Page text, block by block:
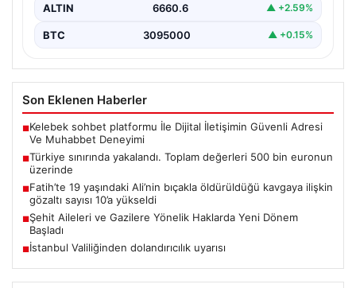
ALTIN 6660.6 ▲ +2.59%
BTC 3095000 ▲ +0.15%
Son Eklenen Haberler
■Kelebek sohbet platformu İle Dijital İletişimin Güvenli Adresi
Ve Muhabbet Deneyimi
■Türkiye sınırında yakalandı. Toplam değerleri 500 bin euronun
üzerinde
■Fatih’te 19 yaşındaki Ali’nin bıçakla öldürüldüğü kavgaya ilişkin
gözaltı sayısı 10’a yükseldi
■Şehit Aileleri ve Gazilere Yönelik Haklarda Yeni Dönem
Başladı
■İstanbul Valiliğinden dolandırıcılık uyarısı